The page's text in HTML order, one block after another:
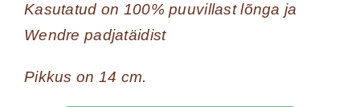
Kasutatud on 100% puuvillast lõnga ja
Wendre padjatäidist
Pikkus on 14 cm.